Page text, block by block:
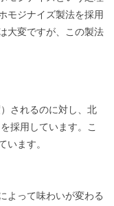
モジナイズ製法を採用
大変ですが、この製法
されるのに対し、北
採用しています。こ
います。
よって味わいが変わる